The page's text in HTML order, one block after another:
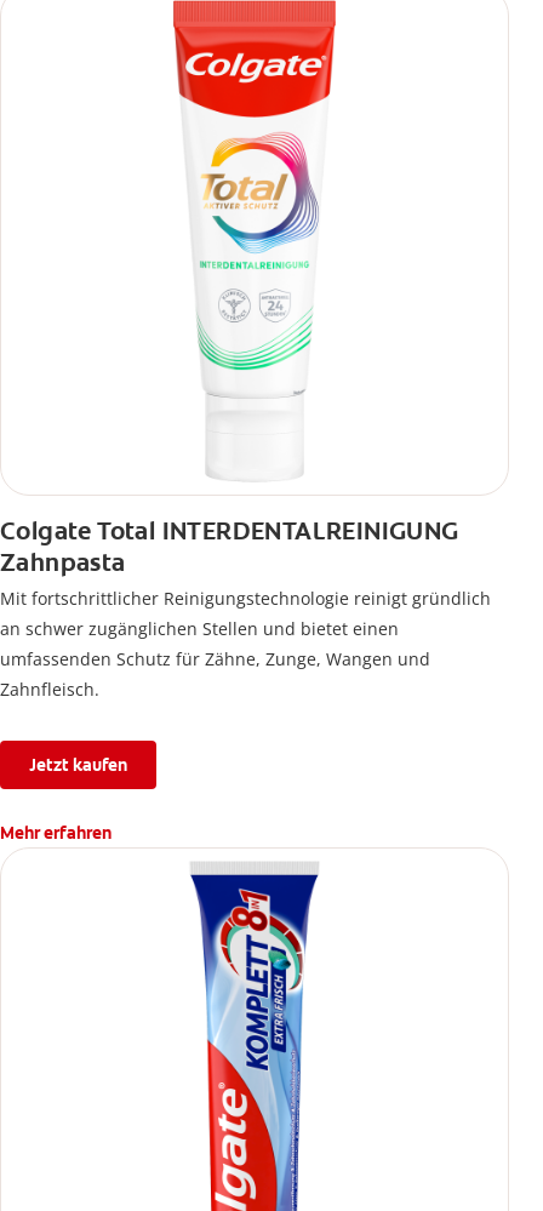
Colgate Total INTERDENTALREINIGUNG
Zahnpasta
Mit fortschrittlicher Reinigungstechnologie reinigt gründlich
an schwer zugänglichen Stellen und bietet einen
umfassenden Schutz für Zähne, Zunge, Wangen und
Zahnfleisch.
Jetzt kaufen
Mehr erfahren